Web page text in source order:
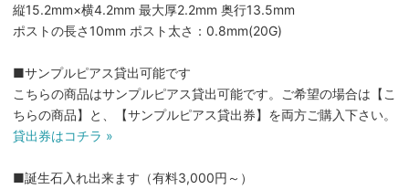
縦15.2mm×横4.2mm 最大厚2.2mm 奥行13.5mm
ポストの長さ10mm ポスト太さ：0.8mm(20G)
■サンプルピアス貸出可能です
こちらの商品はサンプルピアス貸出可能です。ご希望の場合は【こ
ちらの商品】と、【サンプルピアス貸出券】を両方ご購入下さい。
貸出券はコチラ »
■誕生石入れ出来ます（有料3,000円～）